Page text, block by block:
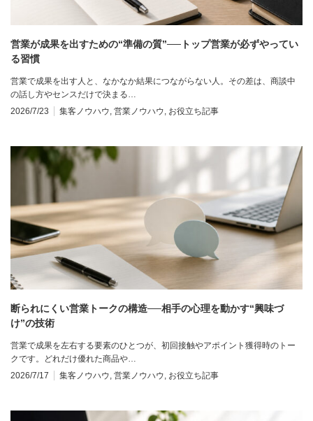
営業が成果を出すための“準備の質”──トップ営業が必ずやってい
る習慣
営業で成果を出す人と、なかなか結果につながらない人。その差は、商談中
の話し方やセンスだけで決まる…
2026/7/23
集客ノウハウ 営業ノウハウ お役立ち記事
断られにくい営業トークの構造──相手の心理を動かす“興味づ
け”の技術
営業で成果を左右する要素のひとつが、初回接触やアポイント獲得時のトー
クです。どれだけ優れた商品や…
2026/7/17
集客ノウハウ, 営業ノウハウ, お役立ち記事